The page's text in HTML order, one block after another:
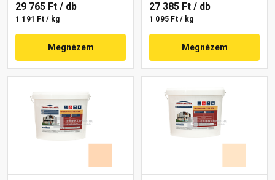
29 765 Ft / db
1 191 Ft / kg
Megnézem
27 385 Ft / db
1 095 Ft / kg
Megnézem